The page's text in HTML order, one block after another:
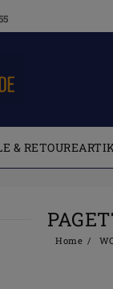
&
Home